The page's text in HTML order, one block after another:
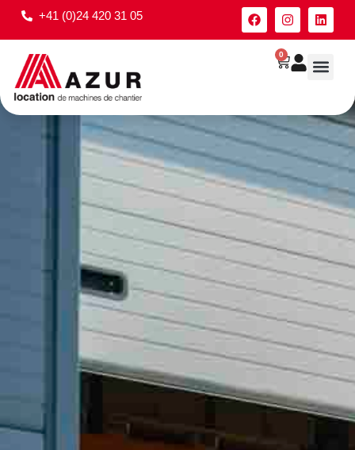
+41 (0)24 420 31 05
0